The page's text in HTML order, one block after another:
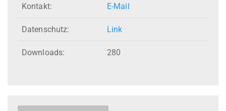
Kontakt: E-Mail
Datenschutz: Link
Downloads: 280